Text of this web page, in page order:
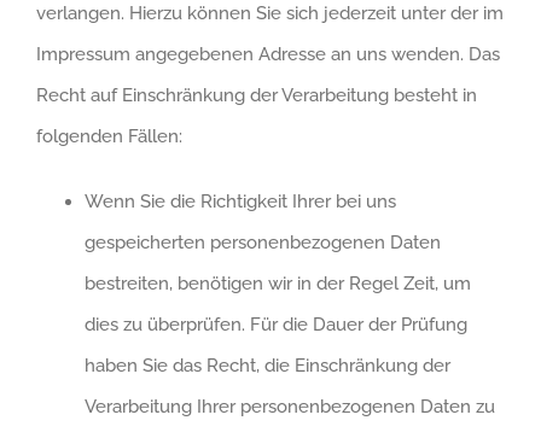
verlangen. Hierzu können Sie sich jederzeit unter der im
Impressum angegebenen Adresse an uns wenden. Das
Recht auf Einschränkung der Verarbeitung besteht in
folgenden Fällen:
Wenn Sie die Richtigkeit Ihrer bei uns
gespeicherten personenbezogenen Daten
bestreiten, benötigen wir in der Regel Zeit, um
dies zu überprüfen. Für die Dauer der Prüfung
haben Sie das Recht, die Einschränkung der
Verarbeitung Ihrer personenbezogenen Daten zu